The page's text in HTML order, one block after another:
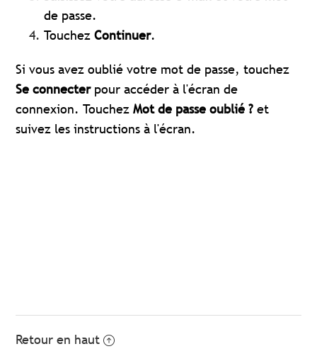
de passe.
TouchezContinuer.
Si vous avez oublié votre mot de passe, touchez
Se connecterpour accéder à l'écran de
connexion. TouchezMot de passe oublié ?et
suivez les instructions à l'écran.
Retour en haut